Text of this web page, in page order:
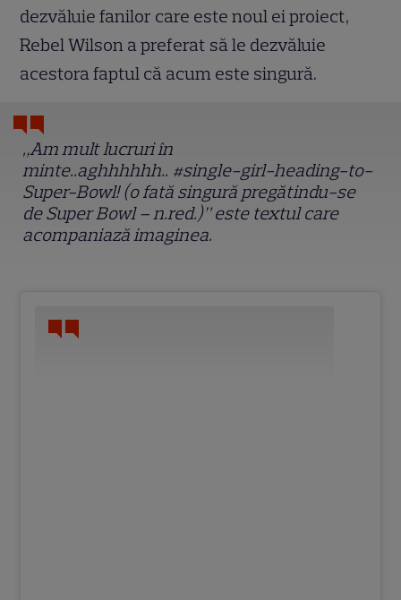
dezvăluie fanilor care este noul ei proiect,
Rebel Wilson a preferat să le dezvăluie
acestora faptul că acum este singură.
„Am mult lucruri în
minte..aghhhhhh.. #single-girl-heading-to-
Super-Bowl! (o fată singură pregătindu-se
de Super Bowl – n.red.)” este textul care
acompaniază imaginea.